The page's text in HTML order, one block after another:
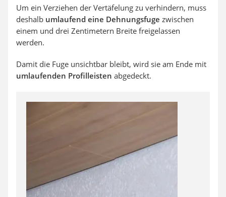
Um ein Verziehen der Vertäfelung zu verhindern, muss
deshalb umlaufend eine Dehnungsfuge zwischen
einem und drei Zentimetern Breite freigelassen
werden.
Damit die Fuge unsichtbar bleibt, wird sie am Ende mit
umlaufenden Profilleisten abgedeckt.